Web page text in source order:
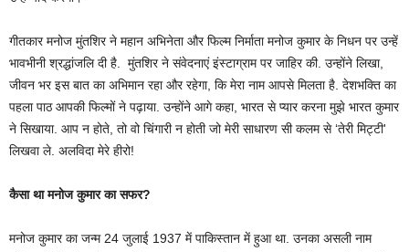
गीतकार मनोज मुंतशिर ने महान अभिनेता और फिल्म निर्माता मनोज कुमार के निधन पर उन्हें
भावभीनी श्रद्धांजलि दी है. मुंतशिर ने संवेदनाएं इंस्टाग्राम पर जाहिर की. उन्होंने लिखा,
जीवन भर इस बात का अभिमान रहा और रहेगा, कि मेरा नाम आपसे मिलता है. देशभक्ति का
पहला पाठ आपकी फिल्मों ने पढ़ाया. उन्होंने आगे कहा, भारत से प्यार करना मुझे भारत कुमार
ने सिखाया. आप न होते, तो वो चिंगारी न होती जो मेरी साधारण सी कलम से ‘तेरी मिट्टी'
लिखवा ले. अलविदा मेरे हीरो!
कैसा था मनोज कुमार का सफर?
मनोज कुमार का जन्म 24 जुलाई 1937 में पाकिस्तान में हुआ था. उनका असली नाम